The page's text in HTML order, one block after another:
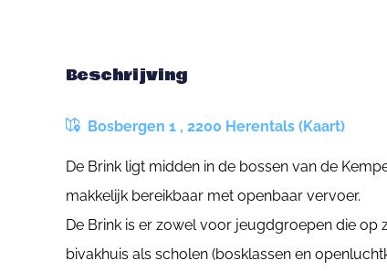
Beschrijving
Bosbergen 1 , 2200 Herentals (Kaart)
De Brink ligt midden in de bossen van de
makkelijk bereikbaar met openbaar vervoer.
De Brink is er zowel voor jeugdgroepen die op
bivakhuis als scholen (bosklassen en